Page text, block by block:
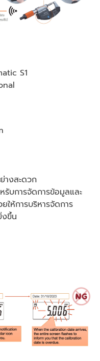
S1
างสะดวก
บการจัดการข้อมูลและ
ห้การบริหารจัดการ
งขึ้น